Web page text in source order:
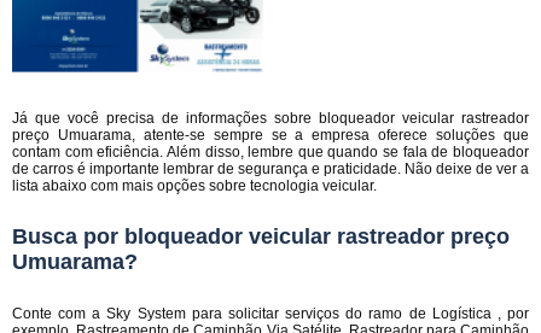
Já que você precisa de informações sobre bloqueador veicular rastreador
preço Umuarama, atente-se sempre se a empresa oferece soluções que
contam com eficiência. Além disso, lembre que quando se fala de bloqueador
de carros é importante lembrar de segurança e praticidade. Não deixe de ver a
lista abaixo com mais opções sobre tecnologia veicular.
Busca por bloqueador veicular rastreador preço
Umuarama?
Conte com a Sky System para solicitar serviços do ramo de Logística , por